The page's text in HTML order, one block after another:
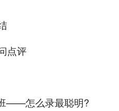
点评
——怎么录最聪明?